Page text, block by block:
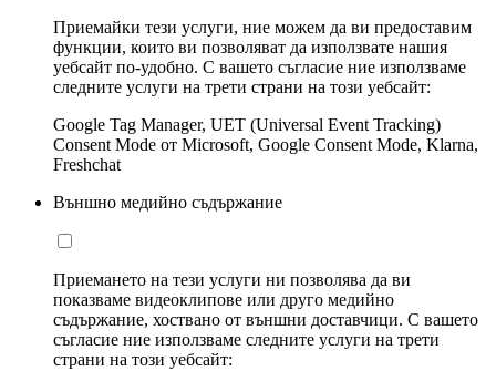
Приемайки тези услуги, ние можем да ви предоставим
функции, които ви позволяват да използвате нашия
уебсайт по-удобно. С вашето съгласие ние използваме
следните услуги на трети страни на този уебсайт:
Google Tag Manager, UET (Universal Event Tracking)
Consent Mode от Microsoft, Google Consent Mode, Klarna,
Freshchat
Външно медийно съдържание
Приемането на тези услуги ни позволява да ви
показваме видеоклипове или друго медийно
съдържание, хоствано от външни доставчици. С вашето
съгласие ние използваме следните услуги на трети
страни на този уебсайт: